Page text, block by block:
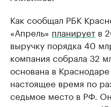
Как сообщал РБК
«Апрель» планирует в
выручку порядка 40
компания собрала 32
основана в
настоящее время по
седьмое место в РФ.